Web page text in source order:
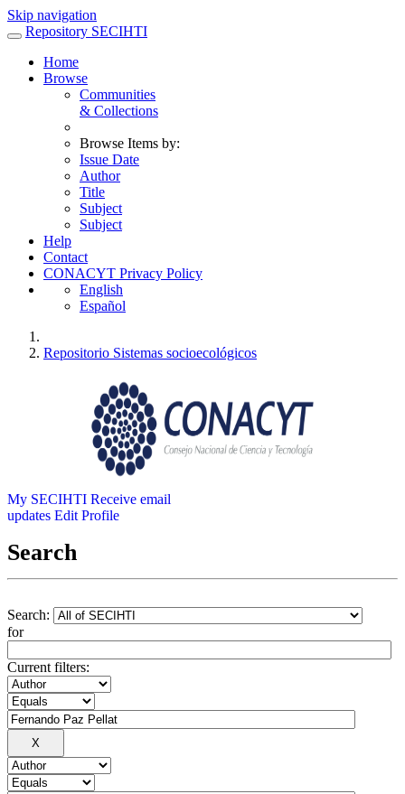
Skip navigation
Repository SECIHTI
Home
Browse
Communities
& Collections
Browse Items by:
Issue Date
Author
Title
Subject
Subject
Help
Contact
CONACYT Privacy Policy
English
Español
Repositorio Sistemas socioecológicos
My SECIHTI Receive email
updates Edit Profile
Search
Search:
for
Current filters: